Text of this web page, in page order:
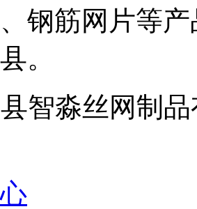
钢筋网片等
。
智淼丝网制品